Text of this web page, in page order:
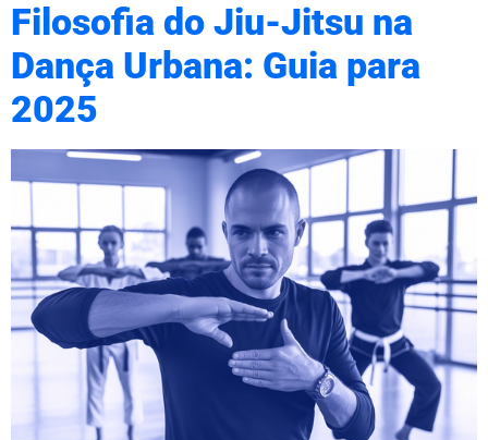
Filosofia do Jiu-Jitsu na
Dança Urbana: Guia para
2025